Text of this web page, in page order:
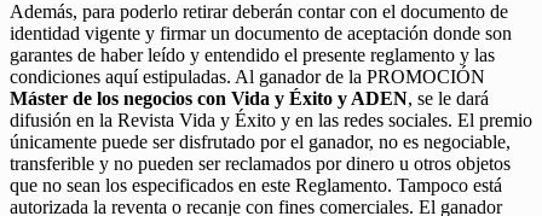
Además, para poderlo retirar deberán contar con el documento de
identidad vigente y firmar un documento de aceptación donde son
garantes de haber leído y entendido el presente reglamento y las
condiciones aquí estipuladas. Al ganador de la PROMOCIÓN
Máster de los negocios con Vida y Éxito y ADEN, se le dará
difusión en la Revista Vida y Éxito y en las redes sociales. El premio
únicamente puede ser disfrutado por el ganador, no es negociable,
transferible y no pueden ser reclamados por dinero u otros objetos
que no sean los especificados en este Reglamento. Tampoco está
autorizada la reventa o recanje con fines comerciales. El ganador